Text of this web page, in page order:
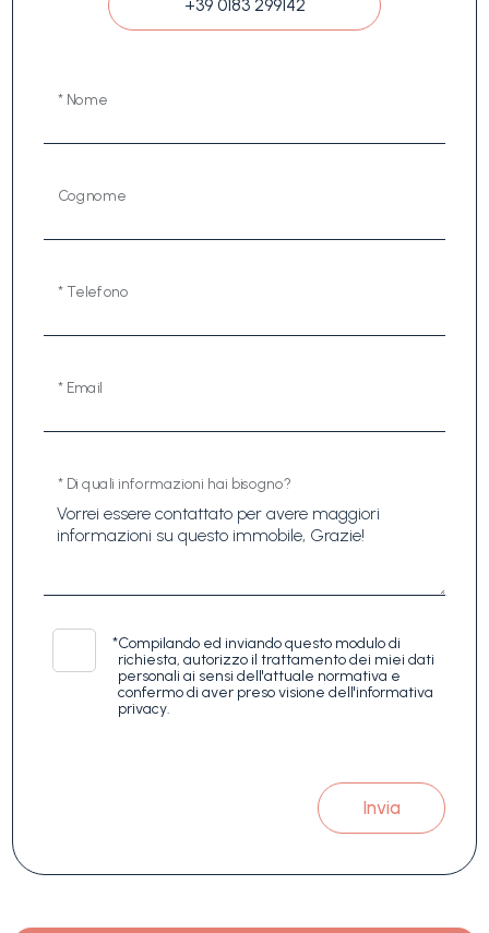
+39 0183 299142
* Nome
Cognome
* Telefono
* Email
* Di quali informazioni hai bisogno?
*Compilando ed inviando questo modulo di
richiesta, autorizzo il trattamento dei miei dati
personali ai sensi dell'attuale normativa e
confermo di aver preso visione dell'informativa
privacy.
Invia